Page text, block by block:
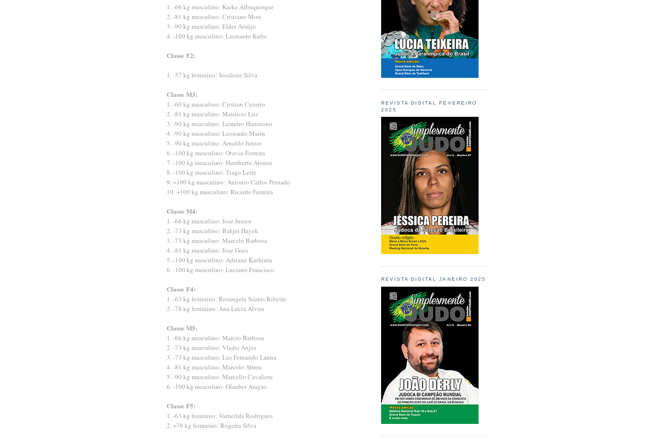
1. -66 kg masculino: Kaike Albuquerque
2. -81 kg masculino: Cristiano Mori
3. -90 kg masculino: Elder Araújo
4. -100 kg masculino: Leonardo Kubo
Classe F2:
1. -57 kg feminino: Jessilene Silva
Classe M3:
1. -60 kg masculino: Cristian Cezario
2. -81 kg masculino: Mauricio Luz
3. -90 kg masculino: Leandro Hanazono
4. -90 kg masculino: Leonardo Marin
5. -90 kg masculino: Arnaldo Junior
6. -100 kg masculino: Otavio Ferreira
7. -100 kg masculino: Humberto Alonso
8. -100 kg masculino: Tiago Leite
9. +100 kg masculino: Antonio Carlos Peinado
10. +100 kg masculino: Ricardo Ferreira
Classe M4:
1. -66 kg masculino: Jose Junior
2. -73 kg masculino: Bahjet Hayek
3. -73 kg masculino: Marcelo Barbosa
4. -81 kg masculino: Jose Goes
5. -100 kg masculino: Adriano Kashiura
6. -100 kg masculino: Luciano Francisco
Classe F4:
1. -63 kg feminino: Rosangela Soares Ribeiro
2. -78 kg feminino: Ana Lucia Alvim
Classe M5:
1. -66 kg masculino: Marcio Barbosa
2. -73 kg masculino: Vladis Anjos
3. -73 kg masculino: Lus Fernando Lanna
4. -81 kg masculino: Marcelo Abreu
5. -90 kg masculino: Marcello Cavaliere
6. -100 kg masculino: Glauber Aragao
Classe F5:
1. -63 kg feminino: Varneilda Rodrigues
2. +78 kg feminino: Rogeria Silva
REVISTA DIGITAL FEVEREIRO
2025
REVISTA DIGITAL JANEIRO 2025